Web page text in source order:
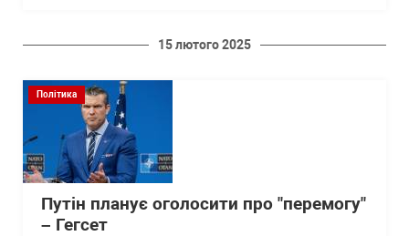
15 лютого 2025
Політика
Путін планує оголосити про "перемогу"
– Гегсет